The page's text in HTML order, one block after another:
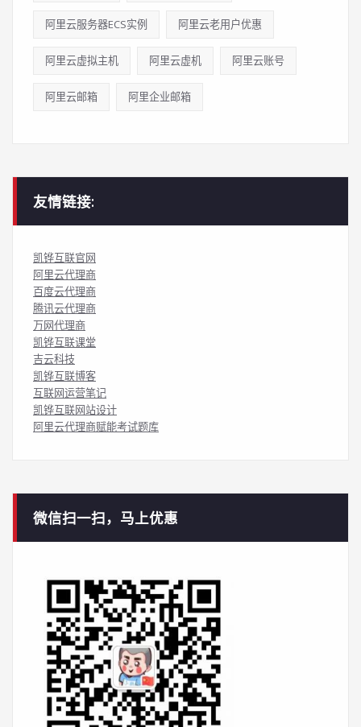
阿里云服务器ECS实例 阿里云老用户优惠
阿里云虚拟主机 阿里云虚机 阿里云账号
阿里云邮箱 阿里企业邮箱
友情链接:
凯铧互联官网
阿里云代理商
百度云代理商
腾讯云代理商
万网代理商
凯铧互联课堂
吉云科技
凯铧互联博客
互联网运营笔记
凯铧互联网站设计
阿里云代理商赋能考试题库
微信扫一扫，马上优惠